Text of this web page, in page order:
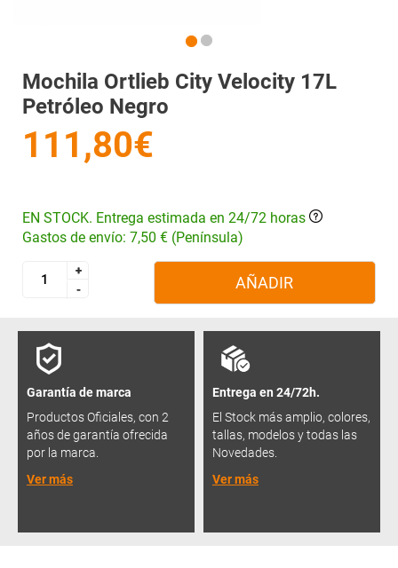
Mochila Ortlieb City Velocity 17L
Petróleo Negro
111,80€
EN STOCK. Entrega estimada en 24/72 horas
Gastos de envío: 7,50 € (Península)
+
-
+
-
AÑADIR
Garantía de marca
Productos Oficiales, con 2
años de garantía ofrecida
por la marca.
Ver más
Entrega en 24/72h.
El Stock más amplio, colores,
tallas, modelos y todas las
Novedades.
Ver más